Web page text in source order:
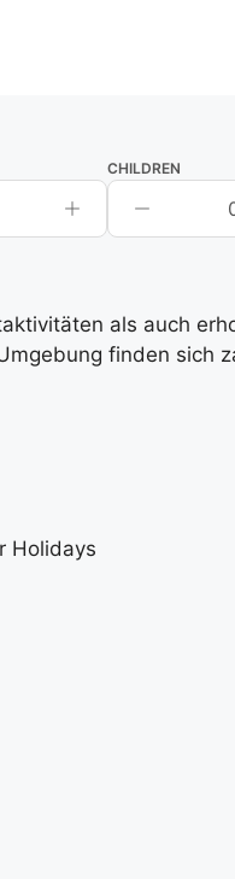
CHILDREN
als auch
finden sich